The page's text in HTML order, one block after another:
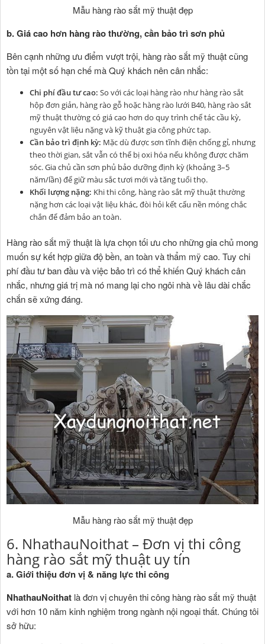
Mẫu hàng rào sắt mỹ thuật đẹp
b. Giá cao hơn hàng rào thường, cần bảo trì sơn phủ
Bên cạnh những ưu điểm vượt trội, hàng rào sắt mỹ thuật cũng
tồn tại một số hạn chế mà Quý khách nên cân nhắc:
Chi phí đầu tư cao: So với các loại hàng rào như hàng rào sắt
hộp đơn giản, hàng rào gỗ hoặc hàng rào lưới B40, hàng rào sắt
mỹ thuật thường có giá cao hơn do quy trình chế tác cầu kỳ,
nguyên vật liệu nặng và kỹ thuật gia công phức tạp.
Cần bảo trì định kỳ: Mặc dù được sơn tĩnh điện chống gỉ, nhưng
theo thời gian, sắt vẫn có thể bị oxi hóa nếu không được chăm
sóc. Gia chủ cần sơn phủ bảo dưỡng định kỳ (khoảng 3–5
năm/lần) để giữ màu sắc tươi mới và tăng tuổi thọ.
Khối lượng nặng: Khi thi công, hàng rào sắt mỹ thuật thường
nặng hơn các loại vật liệu khác, đòi hỏi kết cấu nền móng chắc
chắn để đảm bảo an toàn.
Hàng rào sắt mỹ thuật là lựa chọn tối ưu cho những gia chủ mong
muốn sự kết hợp giữa độ bền, an toàn và thẩm mỹ cao. Tuy chi
phí đầu tư ban đầu và việc bảo trì có thể khiến Quý khách cân
nhắc, nhưng giá trị mà nó mang lại cho ngôi nhà về lâu dài chắc
chắn sẽ xứng đáng.
Mẫu hàng rào sắt mỹ thuật đẹp
6. NhathauNoithat – Đơn vị thi công
hàng rào sắt mỹ thuật uy tín
a. Giới thiệu đơn vị & năng lực thi công
NhathauNoithat là đơn vị chuyên thi công hàng rào sắt mỹ thuật
với hơn 10 năm kinh nghiệm trong ngành nội ngoại thất. Chúng tôi
sở hữu: